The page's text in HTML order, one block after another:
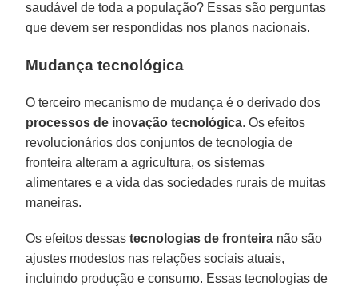
saudável de toda a população? Essas são perguntas
que devem ser respondidas nos planos nacionais.
Mudança tecnológica
O terceiro mecanismo de mudança é o derivado dos
processos de inovação tecnológica. Os efeitos
revolucionários dos conjuntos de tecnologia de
fronteira alteram a agricultura, os sistemas
alimentares e a vida das sociedades rurais de muitas
maneiras.
Os efeitos dessastecnologias de fronteira não são
ajustes modestos nas relações sociais atuais,
incluindo produção e consumo. Essas tecnologias de